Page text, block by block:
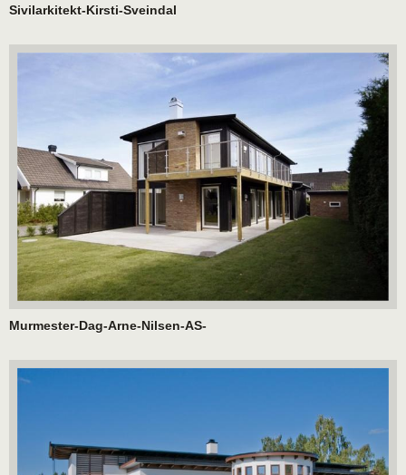
Sivilarkitekt-Kirsti-Sveindal
Murmester-Dag-Arne-Nilsen-AS-